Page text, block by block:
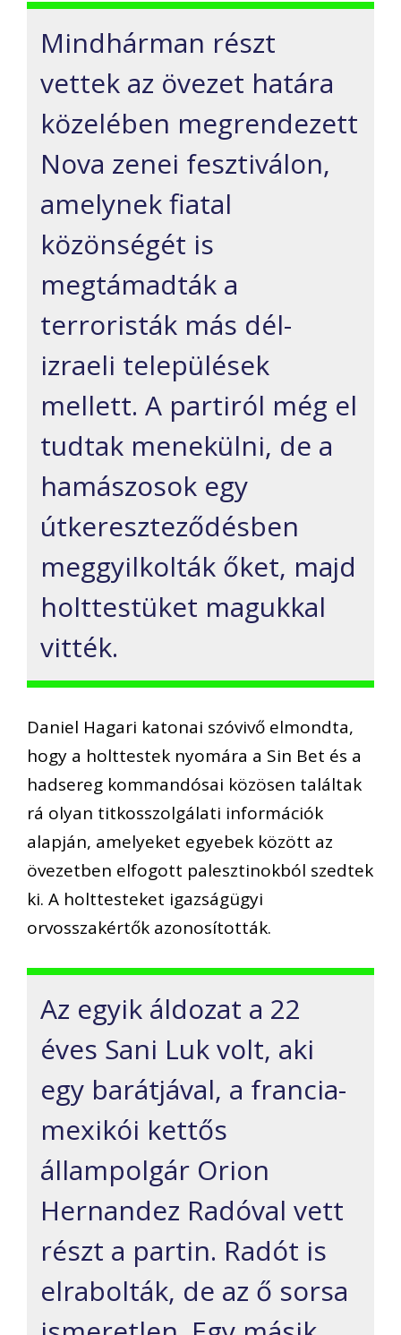
Mindhárman részt
vettek az övezet határa
közelében megrendezett
Nova zenei fesztiválon,
amelynek fiatal
közönségét is
megtámadták a
terroristák más dél-
izraeli települések
mellett. A partiról még el
tudtak menekülni, de a
hamászosok egy
útkereszteződésben
meggyilkolták őket, majd
holttestüket magukkal
vitték.
Daniel Hagari katonai szóvivő elmondta,
hogy a holttestek nyomára a Sin Bet és a
hadsereg kommandósai közösen találtak
rá olyan titkosszolgálati információk
alapján, amelyeket egyebek között az
övezetben elfogott palesztinokból szedtek
ki. A holttesteket igazságügyi
orvosszakértők azonosították.
Az egyik áldozat a 22
éves Sani Luk volt, aki
egy barátjával, a francia-
mexikói kettős
állampolgár Orion
Hernandez Radóval vett
részt a partin. Radót is
elrabolták, de az ő sorsa